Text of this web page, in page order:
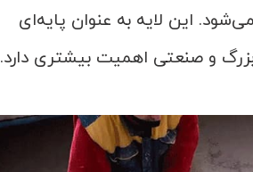
این لایه به عنوان پایه‌ای
و صنعتی اهمیت بیشتری دارد.